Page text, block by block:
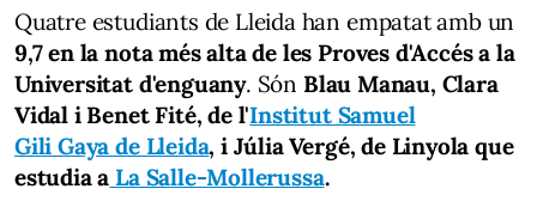
Quatre estudiants de Lleida han empatat amb un
9,7 en la nota més alta de les Proves d'Accés a la
Universitat d'enguany. Són Blau Manau, Clara
Vidal i Benet Fité, de l'Institut Samuel
Gili Gaya de Lleida, i Júlia Vergé, de Linyola que
estudia a La Salle-Mollerussa.